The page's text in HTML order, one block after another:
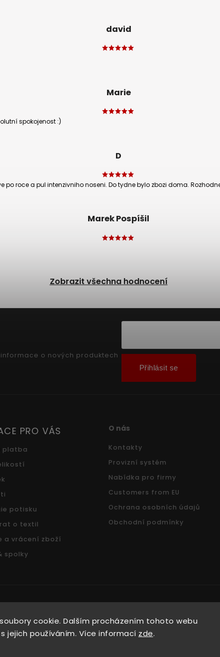
cookie. Dalším procházením tohoto webu
jejich používáním. Více informací zde.
david
Marie
spokojenost :)
D
po roce a pul intenzivniho noseni. Do tydne bylo zbozi doma.
Marek Pospíšil
Zobrazit všechna hodnocení
o nových produktech
Přihlásit se
PRO VÁS
platba
potisku
o textil
a vrácení zboží
spolky
O nás
Kontakty
Provizní systém
Nabídka pro firmy
Customers from EU
Ochrana osobních údajů
Obchodní podmínky
Copyright 2026Pradoch.cz. Všechna práva vyhrazena.
VytvořilShoptet| DesignShoptak.cz.